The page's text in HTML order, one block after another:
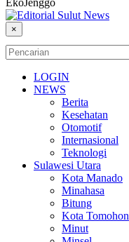
EkoJenggo
×
LOGIN
NEWS
Berita
Kesehatan
Otomotif
Internasional
Teknologi
Sulawesi Utara
Kota Manado
Minahasa
Bitung
Kota Tomohon
Minut